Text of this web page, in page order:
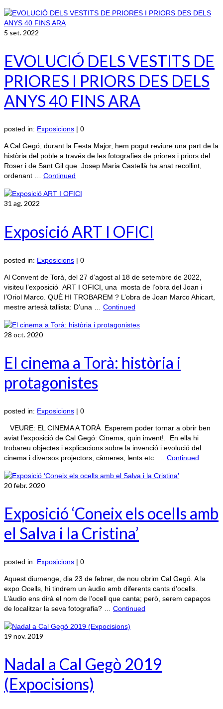
5 set. 2022
EVOLUCIÓ DELS VESTITS DE
PRIORES I PRIORS DES DELS
ANYS 40 FINS ARA
posted in: Exposicions | 0
A Cal Gegó, durant la Festa Major, hem pogut reviure una part de la
història del poble a través de les fotografies de priores i priors del
Roser i de Sant Gil que Josep Maria Castellà ha anat recollint,
ordenant … Continued
31 ag. 2022
Exposició ART I OFICI
posted in: Exposicions | 0
Al Convent de Torà, del 27 d’agost al 18 de setembre de 2022,
visiteu l’exposició ART I OFICI, una mosta de l’obra del Joan i
l’Oriol Marco. QUÈ HI TROBAREM ? L’obra de Joan Marco Ahicart,
mestre artesà tallista: D’una … Continued
28 oct. 2020
El cinema a Torà: història i
protagonistes
posted in: Exposicions | 0
VEURE: EL CINEMA A TORÀ Esperem poder tornar a obrir ben
aviat l’exposició de Cal Gegó: Cinema, quin invent!. En ella hi
trobareu objectes i explicacions sobre la invenció i evolució del
cinema i diversos projectors, càmeres, lents etc. … Continued
20febr. 2020
Exposició ‘Coneix els ocells amb
el Salva i la Cristina’
posted in: Exposicions | 0
Aquest diumenge, dia 23 de febrer, de nou obrim Cal Gegó. A la
expo Ocells, hi tindrem un àudio amb diferents cants d’ocells.
L’àudio ens dirà el nom de l’ocell que canta; però, serem capaços
de localitzar la seva fotografia? … Continued
19 nov. 2019
Nadal a Cal Gegò 2019
(Expocisions)